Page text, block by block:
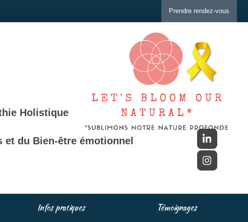
Prendre rendez-vous
Holistique
du Bien-être émotionnel
Infos pratiques Témoignages